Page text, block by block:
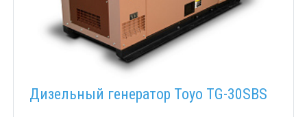
Дизельный генератор Toyo TG-30SBS